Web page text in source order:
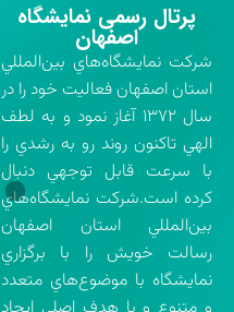
پرتال رسمی نمایشگاه
اصفهان
شركت نمايشگاه‌هاي بين‌المللي
استان اصفهان فعاليت خود را در
سال ۱۳۷۲ آغاز نمود و به لطف
الهي تاكنون روند رو به رشدي را
با سرعت قابل توجهي دنبال
كرده است.شركت نمايشگاه‌هاي
بين‌المللي استان اصفهان
رسالت خويش را با برگزاري
نمايشگاه با موضوع‌هاي متعدد